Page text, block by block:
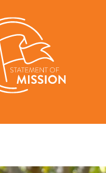
de Misión define
por qué existimos y
razón de ser.
Misión